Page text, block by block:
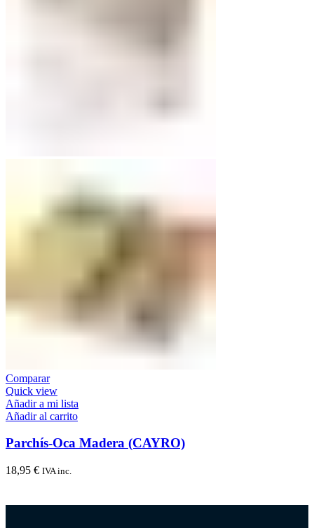
Comparar
Quick view
Añadir a mi lista
Añadir al carrito
Parchís-Oca Madera (CAYRO)
18,95 € IVA inc.